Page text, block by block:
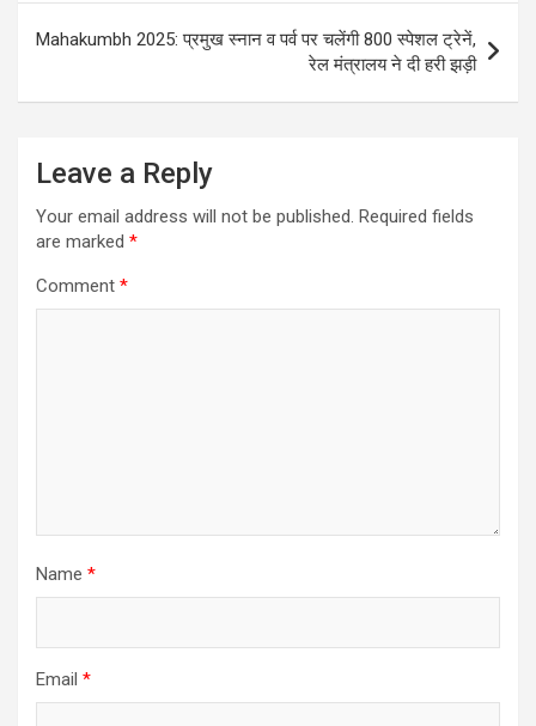
Mahakumbh 2025: प्रमुख स्नान व पर्व पर चलेंगी 800 स्पेशल ट्रेनें,
रेल मंत्रालय ने दी हरी झड़ी
Leave a Reply
Your email address will not be published. Required fields
are marked *
Comment *
Name *
Email *